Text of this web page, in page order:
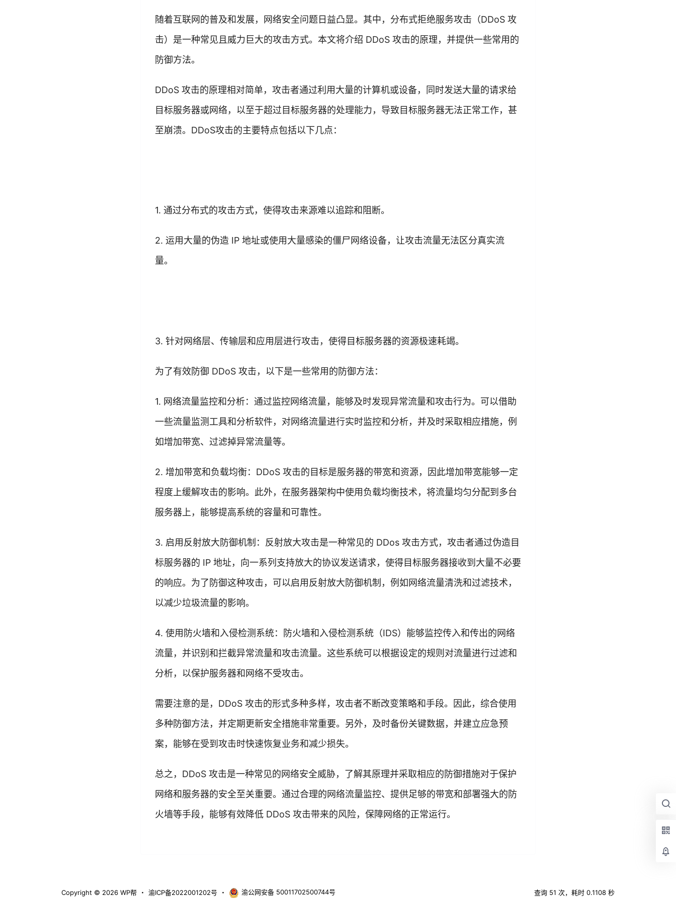
随着互联网的普及和发展，网络安全问题日益凸显。其中，分布式拒绝服务攻击（DDoS 攻
击）是一种常见且威力巨大的攻击方式。本文将介绍 DDoS 攻击的原理，并提供一些常用的
防御方法。
DDoS 攻击的原理相对简单，攻击者通过利用大量的计算机或设备，同时发送大量的请求给
目标服务器或网络，以至于超过目标服务器的处理能力，导致目标服务器无法正常工作，甚
至崩溃。DDoS攻击的主要特点包括以下几点：
1. 通过分布式的攻击方式，使得攻击来源难以追踪和阻断。
2. 运用大量的伪造 IP 地址或使用大量感染的僵尸网络设备，让攻击流量无法区分真实流
量。
3. 针对网络层、传输层和应用层进行攻击，使得目标服务器的资源极速耗竭。
为了有效防御 DDoS 攻击，以下是一些常用的防御方法：
1. 网络流量监控和分析：通过监控网络流量，能够及时发现异常流量和攻击行为。可以借助
一些流量监测工具和分析软件，对网络流量进行实时监控和分析，并及时采取相应措施，例
如增加带宽、过滤掉异常流量等。
2. 增加带宽和负载均衡：DDoS 攻击的目标是服务器的带宽和资源，因此增加带宽能够一定
程度上缓解攻击的影响。此外，在服务器架构中使用负载均衡技术，将流量均匀分配到多台
服务器上，能够提高系统的容量和可靠性。
3. 启用反射放大防御机制：反射放大攻击是一种常见的 DDos 攻击方式，攻击者通过伪造目
标服务器的 IP 地址，向一系列支持放大的协议发送请求，使得目标服务器接收到大量不必要
的响应。为了防御这种攻击，可以启用反射放大防御机制，例如网络流量清洗和过滤技术，
以减少垃圾流量的影响。
4. 使用防火墙和入侵检测系统：防火墙和入侵检测系统（IDS）能够监控传入和传出的网络
流量，并识别和拦截异常流量和攻击流量。这些系统可以根据设定的规则对流量进行过滤和
分析，以保护服务器和网络不受攻击。
需要注意的是，DDoS 攻击的形式多种多样，攻击者不断改变策略和手段。因此，综合使用
多种防御方法，并定期更新安全措施非常重要。另外，及时备份关键数据，并建立应急预
案，能够在受到攻击时快速恢复业务和减少损失。
总之，DDoS 攻击是一种常见的网络安全威胁，了解其原理并采取相应的防御措施对于保护
网络和服务器的安全至关重要。通过合理的网络流量监控、提供足够的带宽和部署强大的防
火墙等手段，能够有效降低 DDoS 攻击带来的风险，保障网络的正常运行。
Copyright © 2026 WP帮 ・ 渝ICP备2022001202号 ・ 渝公网安备 50011702500744号 查询 51 次，耗时 0.1108 秒